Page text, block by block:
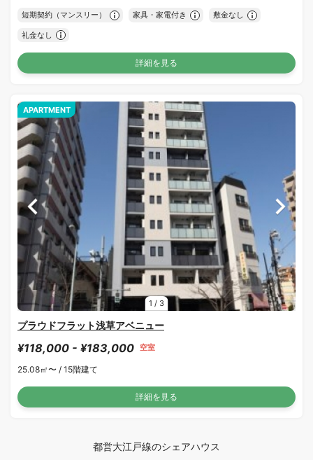
短期契約（マンスリー） 家具・家電付き 敷金なし
礼金なし
詳細を見る
1 / 3
APARTMENT
プラウドフラット浅草アベニュー
¥118,000 - ¥183,000 空室
25.08㎡〜 / 15階建て
詳細を見る
都営大江戸線のシェアハウス